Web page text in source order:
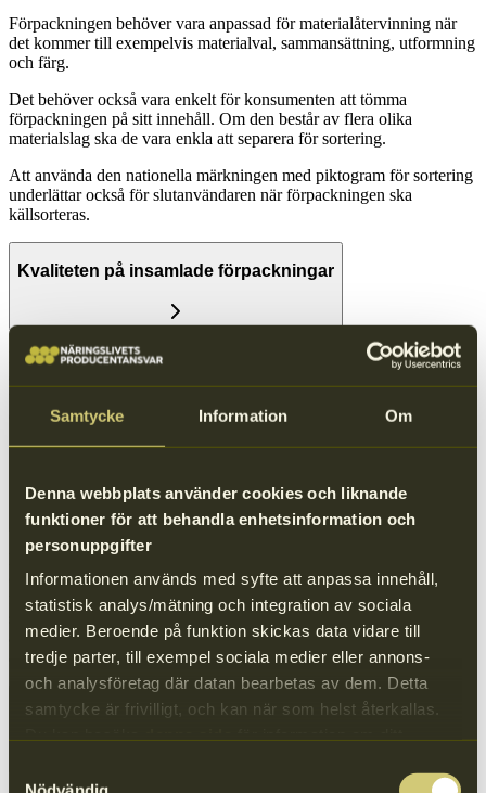
Samtycke Information Om
Denna webbplats använder cookies och liknande
funktioner för att behandla enhetsinformation och
personuppgifter
Informationen används med syfte att anpassa innehåll,
statistisk analys/mätning och integration av sociala
medier. Beroende på funktion skickas data vidare till
tredje parter, till exempel sociala medier eller annons-
och analysföretag där datan bearbetas av dem. Detta
samtycke är frivilligt, och kan när som helst återkallas.
Förpackningen behöver vara anpassad för materialåtervinning när
det kommer till exempelvis materialval, sammansättning, utformning
och färg.
Det behöver också vara enkelt för konsumenten att tömma
förpackningen på sitt innehåll. Om den består av flera olika
materialslag ska de vara enkla att separera för sortering.
Att använda den nationella märkningen med piktogram för sortering
underlättar också för slutanvändaren när förpackningen ska
källsorteras.
Kvaliteten på insamlade förpackningar
De insamlade förpackningarna behöver hålla en viss kvalitet för att
eller är allt för uppblandat med annat avfall.
Både sorterings- och återvinningsanläggningar har olika kapacitet
och olika tekniska förutsättningar för att behandla och återvinna de
förpackningar som samlas in. För att undvika onödiga transporter
strävar vi efter att använda anläggningar i Sverige för sortering och
återvinning, men då det inte alltid är möjligt, samarbetar vi även med
aktörer i norra Europa.
Efterfrågan på återvunnen råvara